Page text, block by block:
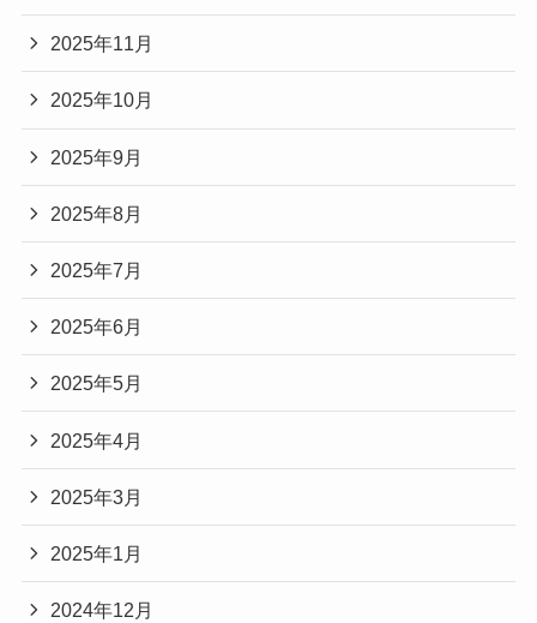
2025年11月
2025年10月
2025年9月
2025年8月
2025年7月
2025年6月
2025年5月
2025年4月
2025年3月
2025年1月
2024年12月